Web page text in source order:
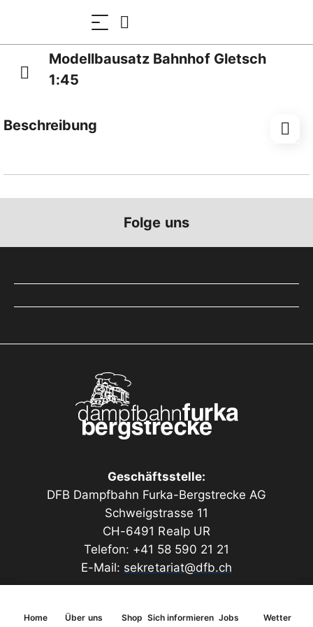
Home Über uns Shop Sich informieren Jobs Wetter
Modellbausatz Bahnhof Gletsch
1:45
Beschreibung
schweizerischen Kanton Wallis. Bis 1981 verkehrten
Bahngesellschaft "Dampfbahn Furka-Bergstrecke" im
Sommer einen Saisonbetrieb von Realp bis Oberwald.
und verfügt über einen kleinen Anbau mit Flachdach.
viele weitere Bauteile sind aufwändig lasergraviert.
Zum Lieferumfang gehören außerdem Dachrinnen,
Fallrohre, ein Wandbrunnen (3D-Druck) sowie
Echtschotter für das Flachdach.
mit Dachüberstand)
Folge uns
Geschäftsstelle:
DFB Dampfbahn Furka-Bergstrecke AG
Schweigstrasse 11
CH-6491 Realp UR
Telefon: +41 58 590 21 21
E-Mail: sekretariat@dfb.ch